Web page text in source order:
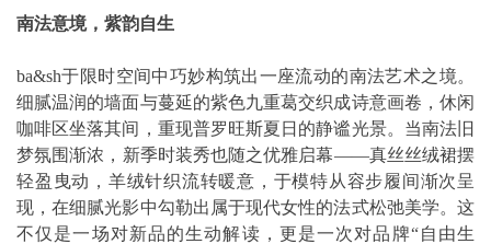
南法意境，紫韵自生
ba&sh于限时空间中巧妙构筑出一座流动的南法艺术之境。
细腻温润的墙面与蔓延的紫色九重葛交织成诗意画卷，休闲
咖啡区坐落其间，重现普罗旺斯夏日的静谧光景。当南法旧
梦氛围渐浓，新季时装秀也随之优雅启幕——真丝丝绒裙摆
轻盈曳动，羊绒针织流转暖意，于模特从容步履间渐次呈
现，在细腻光影中勾勒出属于现代女性的法式松弛美学。这
不仅是一场对新品的生动解读，更是一次对品牌“自由生